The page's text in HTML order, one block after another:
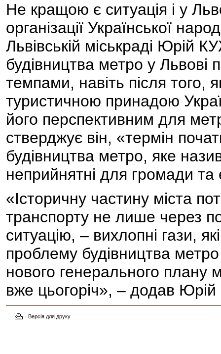
Не кращою є ситуація і у
організації Української
Львівській міськраді
будівництва метро у Львові
темпами, навіть після того,
туристичною принадою
його перспективним для
стверджує він, «термін
будівництва метро, яке
неприйнятні для громади та
«Історичну частину міста
транспорту не лише через
ситуацію, – вихлопні гази,
проблему будівництва
нового генерального плану
вже цьогоріч», – додав
Версія для друку